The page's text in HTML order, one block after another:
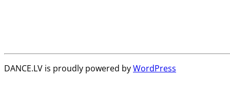
DANCE.LV is proudly powered byWordPress